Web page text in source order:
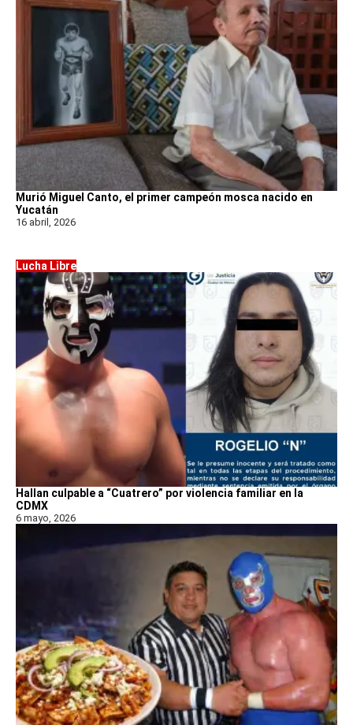
Murió Miguel Canto, el primer campeón mosca nacido en
Yucatán
16 abril, 2026
Lucha Libre
Hallan culpable a “Cuatrero” por violencia familiar en la
CDMX
6 mayo, 2026